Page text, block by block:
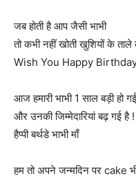
जब होती है आप जैसी भाभी
तो कभी नहीं खोती खुशियों के ताले
Wish You Happy
आज हमारी भाभी 1 साल बड़ी हो
और उनकी जिम्मेदारियां बढ़ गई है !
हैप्पी बर्थडे भाभी माँ
हम तो अपने जन्मदिन पर cake